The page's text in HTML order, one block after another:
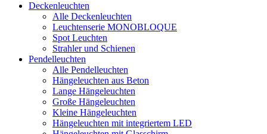
Deckenleuchten
Alle Deckenleuchten
Leuchtenserie MONOBLOQUE
Spot Leuchten
Strahler und Schienen
Pendelleuchten
Alle Pendelleuchten
Hängeleuchten aus Beton
Lange Hängeleuchten
Große Hängeleuchten
Kleine Hängeleuchten
Hängeleuchten mit integriertem LED